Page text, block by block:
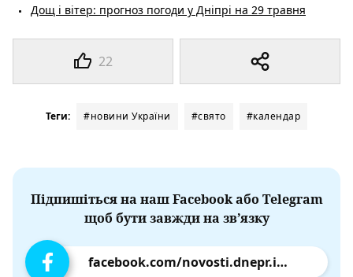
22
Дощ і вітер: прогноз погоди у Дніпрі на 29 травня
Теги: #новини України #свято #календар
Підпишіться на наш Facebook або Telegram
щоб бути завжди на зв’язку
facebook.com/novosti.dnepr.info